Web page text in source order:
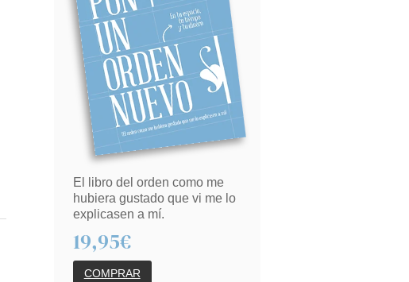
El libro del orden como me
hubiera gustado que vi me lo
explicasen a mí.
19,95€
COMPRAR